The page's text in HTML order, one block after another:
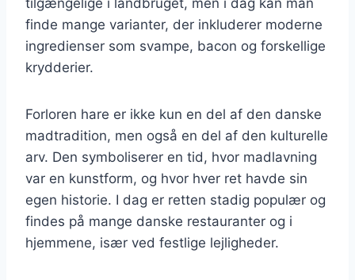
finde mange varianter, der inkluderer moderne
ingredienser som svampe, bacon og forskellige
krydderier.
Forloren hare er ikke kun en del af den danske
madtradition, men også en del af den kulturelle
arv. Den symboliserer en tid, hvor madlavning
var en kunstform, og hvor hver ret havde sin
egen historie. I dag er retten stadig populær og
findes på mange danske restauranter og i
hjemmene, især ved festlige lejligheder.